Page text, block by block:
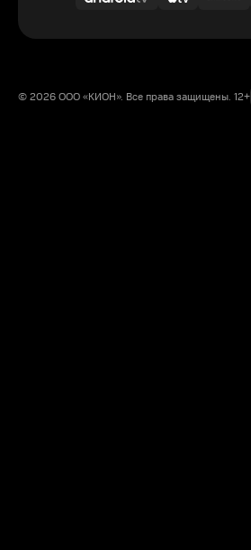
© 2026 ООО «КИОН». Все права защищены. 12+